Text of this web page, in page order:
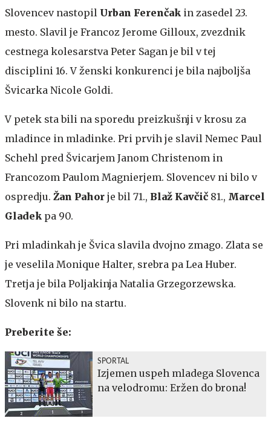
Slovencev nastopil Urban Ferenčak in zasedel 23.
mesto. Slavil je Francoz Jerome Gilloux, zvezdnik
cestnega kolesarstva Peter Sagan je bil v tej
disciplini 16. V ženski konkurenci je bila najboljša
Švicarka Nicole Goldi.
V petek sta bili na sporedu preizkušnji v krosu za
mladince in mladinke. Pri prvih je slavil Nemec Paul
Schehl pred Švicarjem Janom Christenom in
Francozom Paulom Magnierjem. Slovencev ni bilo v
ospredju. Žan Pahor je bil 71., Blaž Kavčič 81., Marcel
Gladek pa 90.
Pri mladinkah je Švica slavila dvojno zmago. Zlata se
je veselila Monique Halter, srebra pa Lea Huber.
Tretja je bila Poljakinja Natalia Grzegorzewska.
Slovenk ni bilo na startu.
Preberite še:
SPORTAL
Izjemen uspeh mladega Slovenca
na velodromu: Eržen do brona!